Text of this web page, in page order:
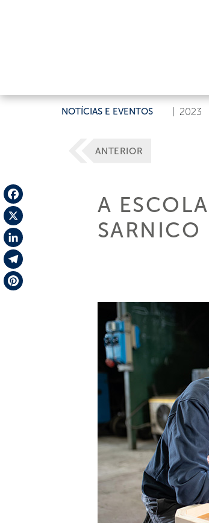
NOTÍCIAS E EVENTOS 2023
Facebook
X
LinkedIn
Telegram
ANTERIOR
A